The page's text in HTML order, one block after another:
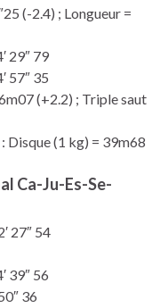
(-2.4) ; Longueur =
29″ 79
57″ 35
(+2.2) ; Triple saut
Disque (1 kg) = 39m68
Ca-Ju-Es-Se-
27″ 54
39″ 56
36